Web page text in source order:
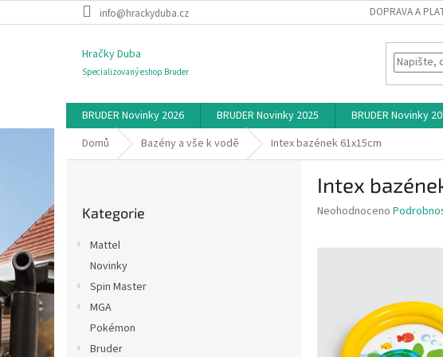
na
info@hrackyduba.cz DOPRAVA A
Hračky Duba
Specializovaný eshop Bruder
BRUDER Novinky 2026 BRUDER Novinky 2025 BRUDER Novinky
Domů
Bazény a vše k vodě Intex bazének 61x15cm
kategorie
Kategorie
Mattel
Novinky
Spin Master
MGA
Pokémon
Bruder
Intex
Průměrné
hvězdiček.
Neohodnoceno